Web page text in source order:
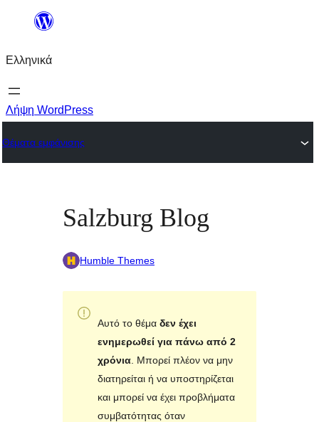
Μετάβαση
περιεχόμενο
Ελληνικά
Λήψη WordPress
Θέματα εμφάνισης
Salzburg Blog
Humble Themes
Αυτό το θέμα δεν έχει
ενημερωθεί για πάνω από 2
χρόνια. Μπορεί πλέον να μην
διατηρείται ή να υποστηρίζεται
και μπορεί να έχει προβλήματα
συμβατότητας όταν